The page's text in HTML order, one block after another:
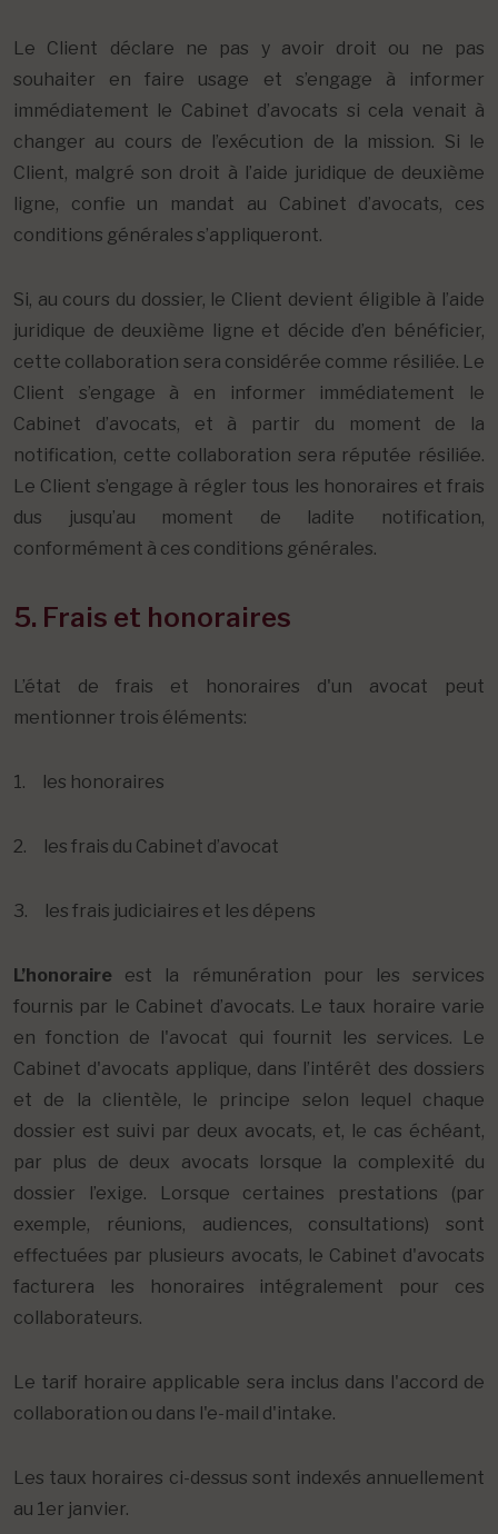
Le Client déclare ne pas y avoir droit ou ne pas
souhaiter en faire usage et s’engage à informer
immédiatement le Cabinet d’avocats si cela venait à
changer au cours de l’exécution de la mission. Si le
Client, malgré son droit à l’aide juridique de deuxième
ligne, confie un mandat au Cabinet d’avocats, ces
conditions générales s’appliqueront.
Si, au cours du dossier, le Client devient éligible à l’aide
juridique de deuxième ligne et décide d’en bénéficier,
cette collaboration sera considérée comme résiliée. Le
Client s’engage à en informer immédiatement le
Cabinet d’avocats, et à partir du moment de la
notification, cette collaboration sera réputée résiliée.
Le Client s’engage à régler tous les honoraires et frais
dus jusqu’au moment de ladite notification,
conformément à ces conditions générales.
5. Frais et honoraires
L’état de frais et honoraires d'un avocat peut
mentionner trois éléments:
1. les honoraires
2. les frais du Cabinet d’avocat
3. les frais judiciaires et les dépens
L’honoraire est la rémunération pour les services
fournis par le Cabinet d’avocats. Le taux horaire varie
en fonction de l'avocat qui fournit les services. Le
Cabinet d'avocats applique, dans l’intérêt des dossiers
et de la clientèle, le principe selon lequel chaque
dossier est suivi par deux avocats, et, le cas échéant,
par plus de deux avocats lorsque la complexité du
dossier l’exige. Lorsque certaines prestations (par
exemple, réunions, audiences, consultations) sont
effectuées par plusieurs avocats, le Cabinet d'avocats
facturera les honoraires intégralement pour ces
collaborateurs.
Le tarif horaire applicable sera inclus dans l'accord de
collaboration ou dans l'e-mail d'intake.
Les taux horaires ci-dessus sont indexés annuellement
au 1er janvier.